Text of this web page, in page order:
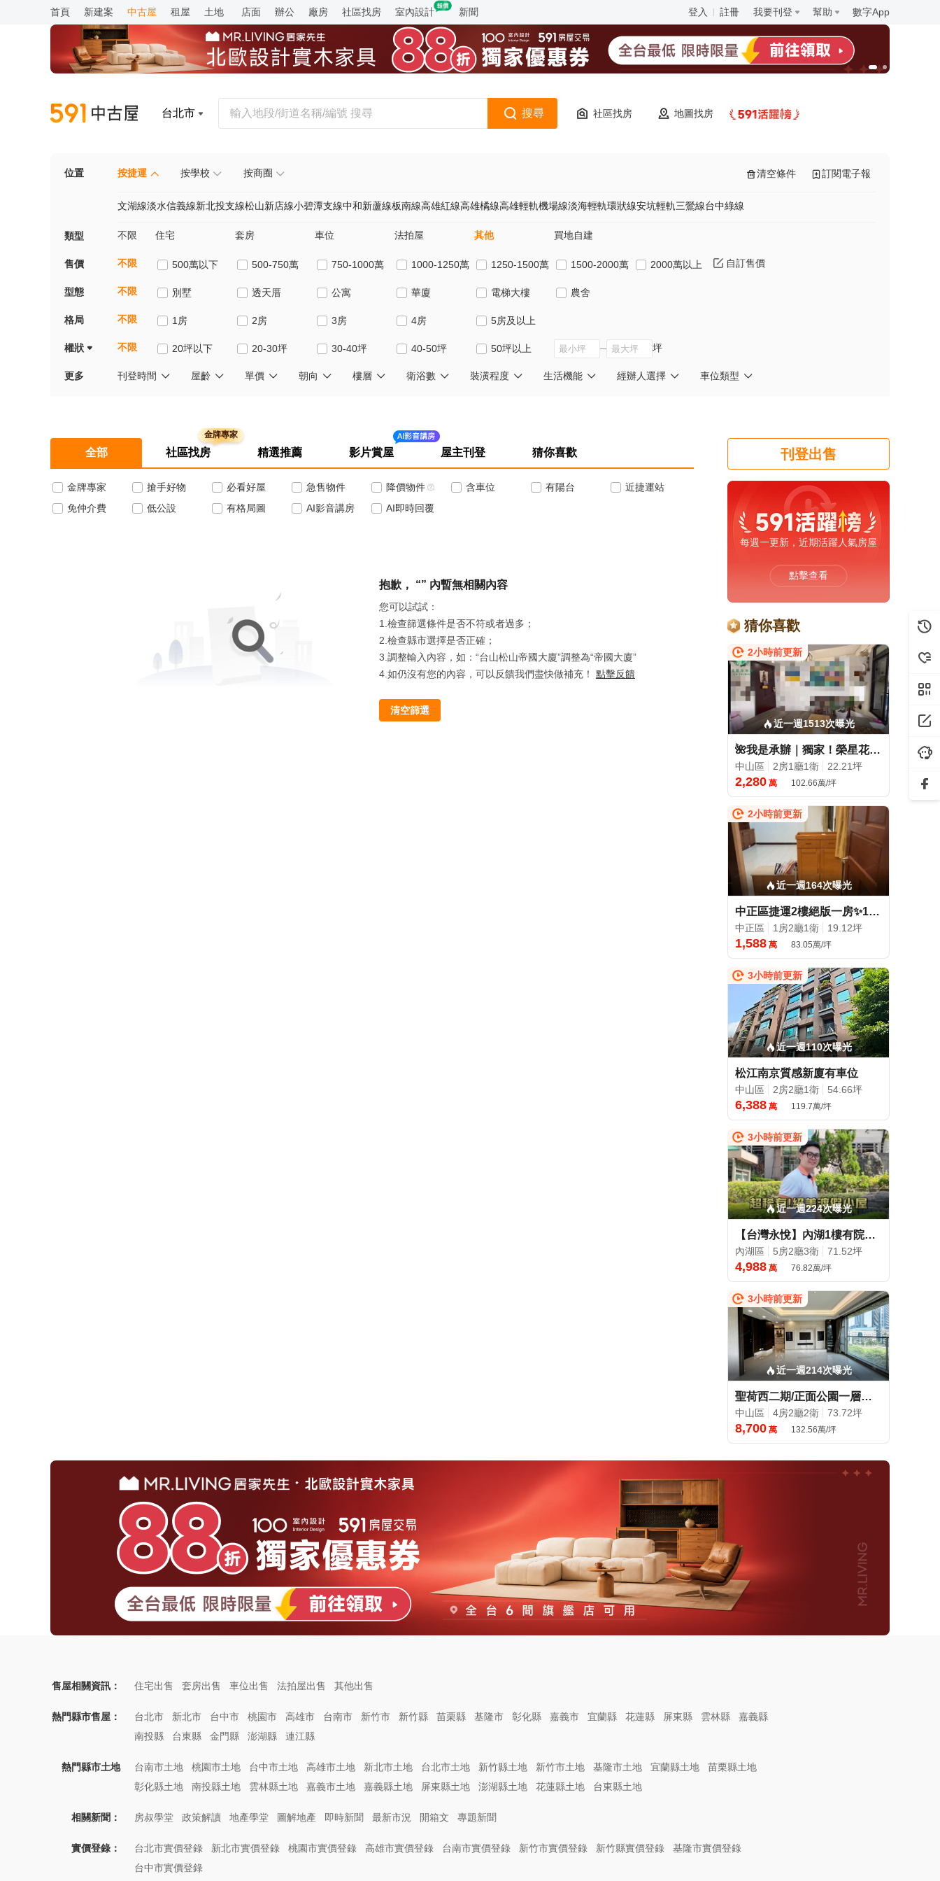
首頁 新建案 中古屋 租屋 土地 店面 辦公 廠房 社區找房 室內設計 新聞 登入 註冊 我要刊登 幫助 數字App
台北市 搜尋 社區找房 地圖找房
清空條件 訂閱電子報
位置 按捷運 按學校 按商圈
文湖線淡水信義線新北投支線松山新店線小碧潭支線中和新蘆線板南線高雄紅線高雄橘線高雄輕軌機場線淡海輕軌環狀線安坑輕軌三鶯線台中綠線
類型 不限 住宅 套房 車位 法拍屋 其他 買地自建
售價 不限 500萬以下 500-750萬 750-1000萬 1000-1250萬 1250-1500萬 1500-2000萬 2000萬以上 自訂售價
型態 不限 別墅 透天厝 公寓 華廈 電梯大樓 農舍
格局 不限 1房 2房 3房 4房 5房及以上
權狀 不限 20坪以下 20-30坪 30-40坪 40-50坪 50坪以上 坪
更多 刊登時間 屋齡 單價 朝向 樓層 衛浴數 裝潢程度 生活機能 經辦人選擇 車位類型
全部 社區找房 精選推薦 影片賞屋 屋主刊登 猜你喜歡
金牌專家 搶手好物 必看好屋 急售物件 降價物件 含車位 有陽台
近捷運站
免仲介費
低公設 有格局圖 AI影音講房 AI即時回覆
抱歉， “” 內暫無相關內容
您可以試試：
1.檢查篩選條件是否不符或者過多；
2.檢查縣市選擇是否正確；
3.調整輸入內容，如：“台山松山帝國大廈”調整為“帝國大廈”
4.如仍沒有您的內容，可以反饋我們盡快做補充！ 點擊反饋
清空篩選
刊登出售
每週一更新，近期活躍人氣房屋
點擊查看
猜你喜歡
2小時前更新
近一週1513次曝光
🌺我是承辦｜獨家！榮星花園絕版4米2採光精品
中山區 2房1廳1衛 22.21坪
2,280 萬 102.66萬/坪
2小時前更新
近一週164次曝光
中正區捷運2樓絕版一房✨1500多萬入主台大商圈✨只此一戶!
中正區 1房2廳1衛 19.12坪
1,588 萬 83.05萬/坪
3小時前更新
近一週110次曝光
松江南京質感新廈有車位
中山區 2房2廳1衛 54.66坪
6,388 萬 119.7萬/坪
3小時前更新
近一週224次曝光
【台灣永悅】內湖1樓有院子🔥推開落地窗就是自家草地
內湖區 5房2廳3衛 71.52坪
4,988 萬 76.82萬/坪
3小時前更新
近一週214次曝光
聖荷西二期/正面公園一層一戶／大直重劃純住/可配案
中山區 4房2廳2衛 73.72坪
8,700 萬 132.56萬/坪
售屋相關資訊： 住宅出售 套房出售 車位出售 法拍屋出售 其他出售
熱門縣市售屋： 台北市 新北市 台中市 桃園市 高雄市 台南市 新竹市 新竹縣 苗栗縣 基隆市 彰化縣 嘉義市 宜蘭縣 花蓮縣 屏東縣 雲林縣
嘉義縣
南投縣
台東縣 金門縣 澎湖縣 連江縣
熱門縣市土地 台南市土地 桃園市土地 台中市土地 高雄市土地 新北市土地 台北市土地 新竹縣土地 新竹市土地 基隆市土地 宜蘭縣土地
苗栗縣土地
彰化縣土地
南投縣土地 雲林縣土地 嘉義市土地 嘉義縣土地 屏東縣土地 澎湖縣土地 花蓮縣土地 台東縣土地
相關新聞： 房叔學堂 政策解讀 地產學堂 圖解地產 即時新聞 最新市況 開箱文 專題新聞
實價登錄： 台北市實價登錄 新北市實價登錄 桃園市實價登錄 高雄市實價登錄 台南市實價登錄 新竹市實價登錄 新竹縣實價登錄
基隆市實價登錄
台中市實價登錄